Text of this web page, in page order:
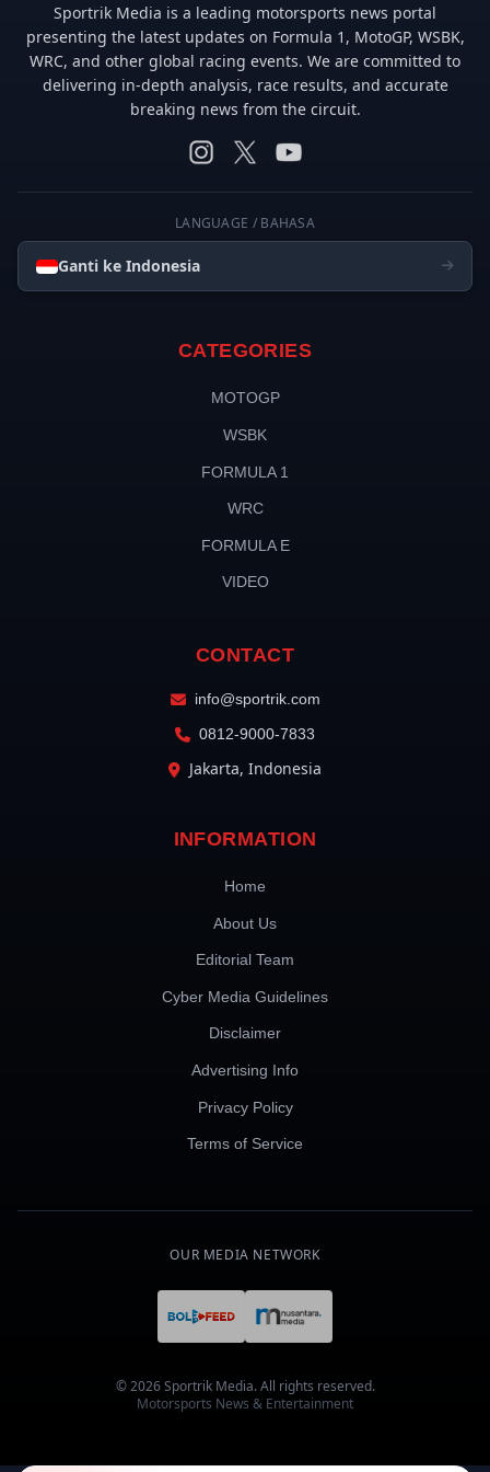
Sportrik Media is a leading motorsports news portal
presenting the latest updates on Formula 1, MotoGP, WSBK,
WRC, and other global racing events. We are committed to
delivering in-depth analysis, race results, and accurate
breaking news from the circuit.
LANGUAGE / BAHASA
Ganti ke Indonesia
CATEGORIES
MOTOGP
WSBK
FORMULA 1
WRC
FORMULA E
VIDEO
CONTACT
info@sportrik.com
0812-9000-7833
Jakarta, Indonesia
INFORMATION
Home
About Us
Editorial Team
Cyber Media Guidelines
Disclaimer
Advertising Info
Privacy Policy
Terms of Service
OUR MEDIA NETWORK
© 2026 Sportrik Media. All rights reserved.
Motorsports News & Entertainment